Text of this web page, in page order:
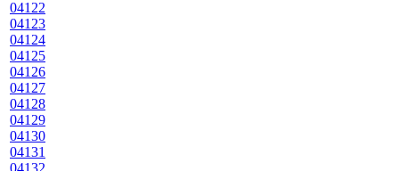
04122
04123
04124
04125
04126
04127
04128
04129
04130
04131
04132